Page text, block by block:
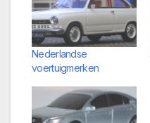
Nederlandse
voertuigmerken